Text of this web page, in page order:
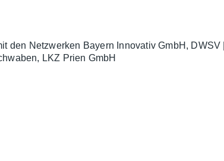
den Netzwerken Bayern Innovativ GmbH,
LKZ Prien GmbH